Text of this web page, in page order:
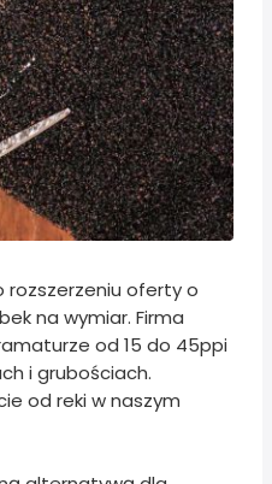
rozszerzeniu oferty o
na wymiar. Firma
od 15 do 45ppi
i grubościach.
od reki w naszym